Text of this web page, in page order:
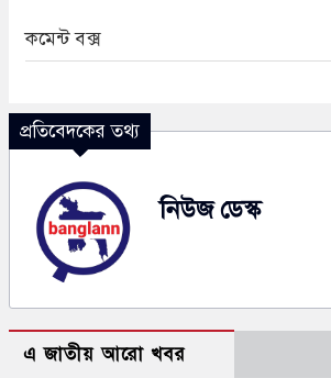
কমেন্ট বক্স
প্রতিবেদকের তথ্য
নিউজ ডেস্ক
এ জাতীয় আরো খবর